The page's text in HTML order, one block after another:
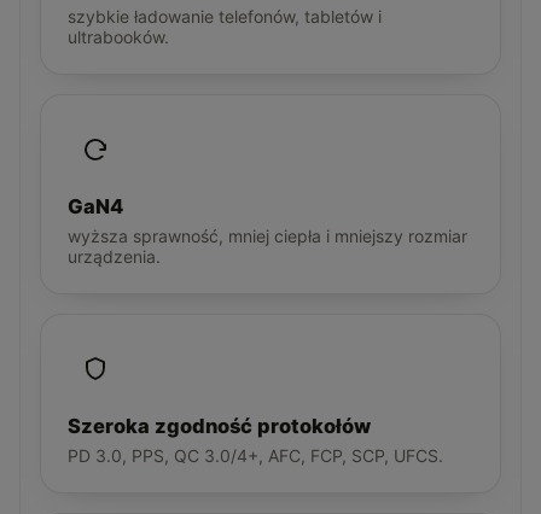
szybkie ładowanie telefonów, tabletów i
ultrabooków.
GaN4
wyższa sprawność, mniej ciepła i mniejszy rozmiar
urządzenia.
Szeroka zgodność protokołów
PD 3.0, PPS, QC 3.0/4+, AFC, FCP, SCP, UFCS.